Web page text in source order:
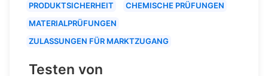
PRODUKTSICHERHEIT
CHEMISCHE PRÜFUNGEN
MATERIALPRÜFUNGEN
ZULASSUNGEN FÜR MARKTZUGANG
Testen von